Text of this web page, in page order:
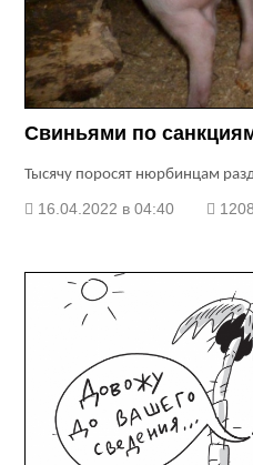
Свиньями по
Тысячу поросят нюрбинцам
16.04.2022 в 04:40 1208